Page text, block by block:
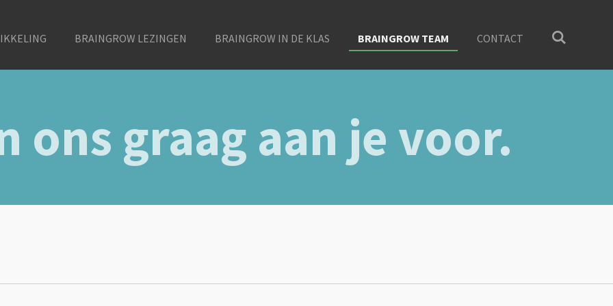
BRAINGROW LEZINGEN BRAINGROW IN DE KLAS BRAINGROW TEAM CONTACT
ons graag aan je voor.